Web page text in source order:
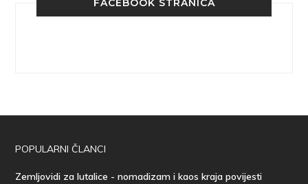
FACEBOOK STRANICA
POPULARNI ČLANCI
Zemljovidi za lutalice - nomadizam i kaos kraja povijesti